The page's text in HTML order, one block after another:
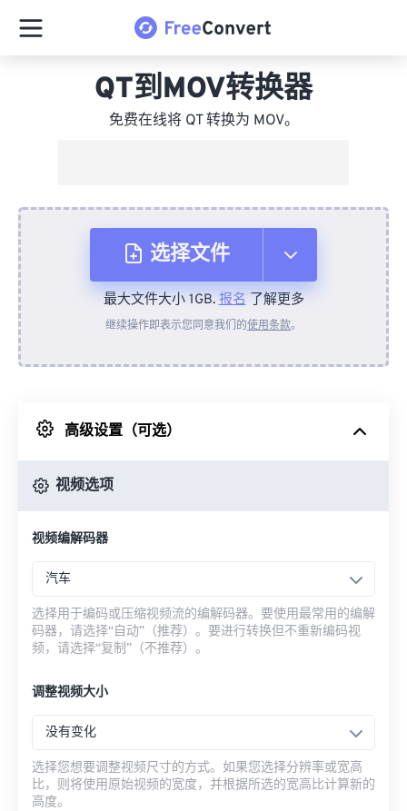
QT到MOV转换器
免费在线将 QT 转换为 MOV。
选择文件
从设备
来自 Google Drive
最大文件大小 1GB.报名了解更多
继续操作即表示您同意我们的使用条款。
高级设置（可选）
视频选项
视频编解码器
汽车
选择用于编码或压缩视频流的编解码器。要使用最常用的编解
码器，请选择“自动”（推荐）。要进行转换但不重新编码视
频，请选择“复制”（不推荐）。
调整视频大小
没有变化
选择您想要调整视频尺寸的方式。如果您选择分辨率或宽高
比，则将使用原始视频的宽度，并根据所选的宽高比计算新的
高度。